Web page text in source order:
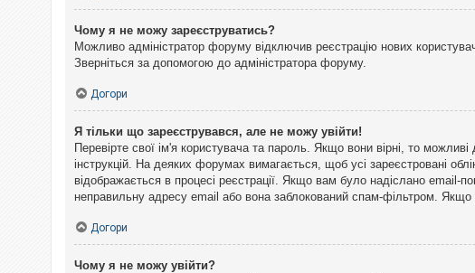
Чому я не можу зареєструватись?
Можливо адміністратор форуму відключив реєстрацію нових
Зверніться за допомогою до адміністратора форуму.
Догори
Я тільки що зареєструвався, але не можу увійти!
Перевірте свої ім'я користувача та пароль. Якщо вони вірні, то
інструкцій. На деяких форумах вимагається, щоб усі зареєстровані
відображається в процесі реєстрації. Якщо вам було надіслано
неправильну адресу email або вона заблокований спам-фільтром.
Догори
Чому я не можу увійти?